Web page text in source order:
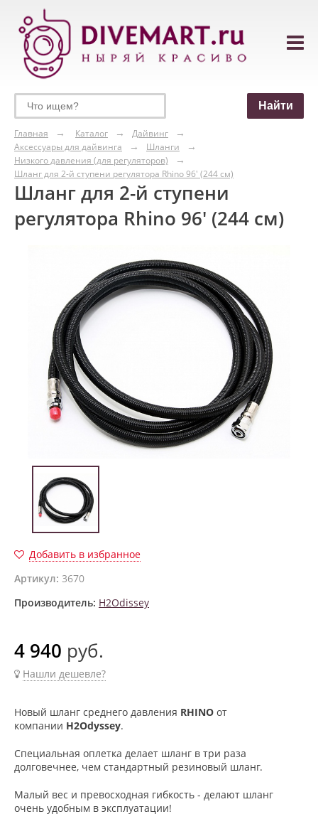
Главная Каталог
Дайвинг
Аксессуары для дайвинга
Шланги
Низкого давления (для регуляторов)
Шланг для 2-й ступени регулятора Rhino 96' (244 см)
Шланг для 2-й ступени
регулятора Rhino 96' (244 см)
Добавить в избранное
Артикул: 3670
Производитель: H2Odissey
4 940 руб.
Нашли дешевле?
Новый шланг среднего давления RHINO от
компании H2Odyssey.
Специальная оплетка делает шланг в три раза
долговечнее, чем стандартный резиновый шланг.
Малый вес и превосходная гибкость - делают шланг
очень удобным в эксплуатации!